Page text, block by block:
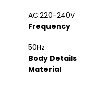
AC:220-240V
Frequency
50Hz
Body Details
Material